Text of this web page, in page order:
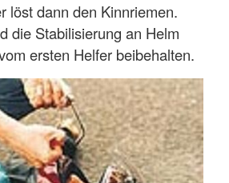
löst dann den Kinnriemen.
die Stabilisierung an Helm
ersten Helfer beibehalten.